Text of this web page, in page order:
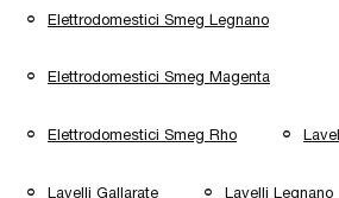
Elettrodomestici Smeg Legnano
Elettrodomestici Smeg Magenta
Elettrodomestici Smeg Rho
Lavelli Gallarate Lavelli Legnano